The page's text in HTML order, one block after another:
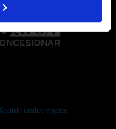
Kontakt i radno vrijeme